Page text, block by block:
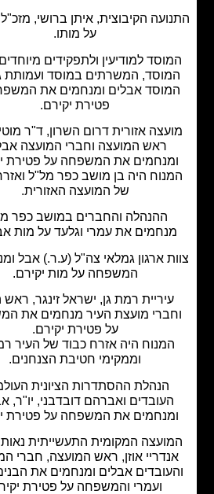
הקיבוצית, איתן ברושי, מזכ"ל, אבלים
על מותו.
למודיעין ולתפקידים מיוחדים, ראש
המשרתים במוסד ועמותת גמלאי
אבלים ומנחמים את המשפחה על
פטירת יקירם.
אזורית דרום השרון, ד"ר מוטי דלג'ו,
ראש המועצה וחברי המועצה אבלים
את המשפחה על פטירת יקירם.
היה בן מושב כפר מל"ל ואזרח כבוד
של המועצה האזורית.
ההנהלה והחברים במושב כפר מל"ל
את עמרי וגלעד על מות אביהם.
ארגון גמלאי צה"ל (ע.ר.) אבל ומנחם את
המשפחה על מות יקירם.
עיריית רמת גן, ישראל זינגר, ראש העיר
מועצת העיר מנחמים את המשפחה
על פטירת יקירם.
היה אזרח כבוד של העיר רמת גן
וממקימי חטיבת הצנחנים.
הנהלת ההסתדרות הציונית העולמית,
ואברהם דובדבני, יו"ר, אבלים
את המשפחה על פטירת יקירם.
המקומית התעשייתית נאות חובב,
אוזן, ראש המועצה, חברי המועצה
אבלים ומנחמים את הבנים גלעד
ועמרי והמשפחה על פטירת יקירם.